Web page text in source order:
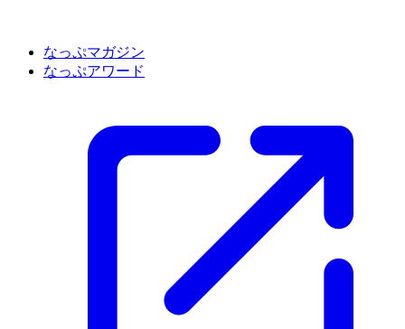
なっぷマガジン
なっぷアワード